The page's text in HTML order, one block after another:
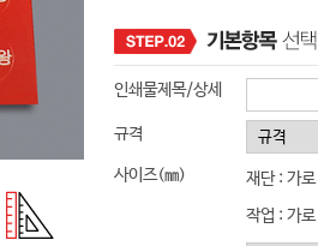
인쇄물제목/상세
규격
사이즈(㎜) 재단 : 가로
작업 : 가로